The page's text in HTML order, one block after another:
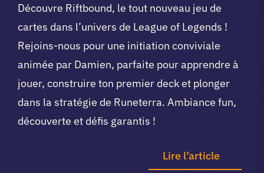
Découvre Riftbound, le tout nouveau jeu de
cartes dans l’univers de League of Legends !
Rejoins-nous pour une initiation conviviale
animée par Damien, parfaite pour apprendre à
jouer, construire ton premier deck et plonger
dans la stratégie de Runeterra. Ambiance fun,
découverte et défis garantis !
Lire l’article